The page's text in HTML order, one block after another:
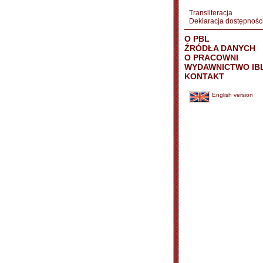
Transliteracja
Deklaracja
O PBL
ŹRÓDŁA DANYCH
O PRACOWNI
WYDAWNICTWO
KONTAKT
English version